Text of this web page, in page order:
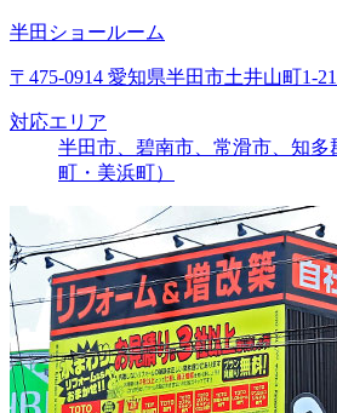
半田ショールーム
〒475-0914 愛知県半田市土井山町1-
対応エリア
半田市、碧南市、常滑市、知多
町・美浜町）